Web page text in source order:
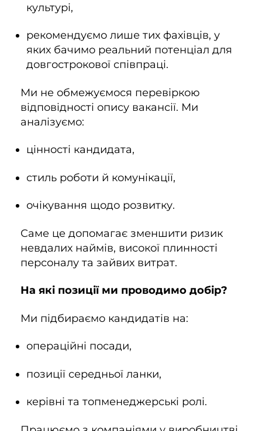
культурі,
рекомендуємо лише тих фахівців, у
яких бачимо реальний потенціал для
довгострокової співпраці.
Ми не обмежуємося перевіркою
відповідності опису вакансії. Ми
аналізуємо:
цінності кандидата,
стиль роботи й комунікації,
очікування щодо розвитку.
Саме це допомагає зменшити ризик
невдалих наймів, високої плинності
персоналу та зайвих витрат.
На які позиції ми проводимо добір?
Ми підбираємо кандидатів на:
операційні посади,
позиції середньої ланки,
керівні та топменеджерські ролі.